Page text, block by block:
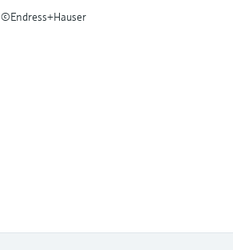
©Endress+Hauser